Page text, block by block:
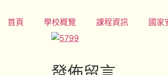
首頁 學校概覽 課程資訊 國家